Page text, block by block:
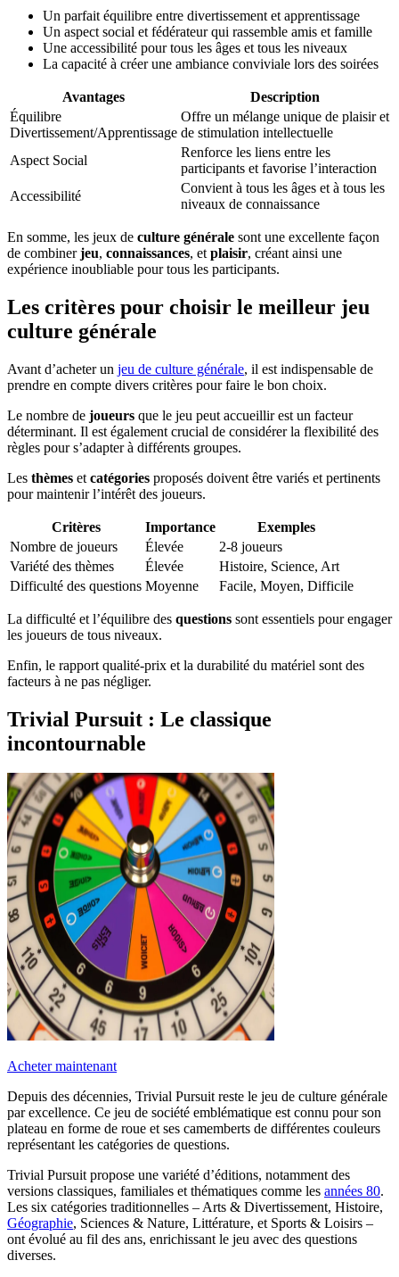
Un parfait équilibre entre divertissement et apprentissage
Un aspect social et fédérateur qui rassemble amis et famille
Une accessibilité pour tous les âges et tous les niveaux
La capacité à créer une ambiance conviviale lors des soirées
Avantages
Description
Équilibre
Divertissement/Apprentissage
Offre un mélange unique de plaisir et
de stimulation intellectuelle
Aspect Social
Renforce les liens entre les
participants et favorise l’interaction
Accessibilité
Convient à tous les âges et à tous les
niveaux de connaissance
En somme, les jeux de culture générale sont une excellente façon
de combinerjeu, connaissances, et plaisir, créant ainsi une
expérience inoubliable pour tous les participants.
Les critères pour choisir le meilleur jeu
culture générale
Avant d’acheter un jeu de culture générale, il est indispensable de
prendre en compte divers critères pour faire le bon choix.
Le nombre de joueurs que le jeu peut accueillir est un facteur
déterminant. Il est également crucial de considérer la flexibilité des
règles pour s’adapter à différents groupes.
Les thèmes et catégories proposés doivent être variés et pertinents
pour maintenir l’intérêt des joueurs.
Critères Importance
Exemples
Nombre de joueurs
Élevée
2-8 joueurs
Variété des thèmes
Élevée
Histoire, Science, Art
Difficulté des questions Moyenne Facile, Moyen, Difficile
La difficulté et l’équilibre des questions sont essentiels pour engager
les joueurs de tous niveaux.
Enfin, le rapport qualité-prix et la durabilité du matériel sont des
facteurs à ne pas négliger.
Trivial Pursuit : Le classique
incontournable
Acheter maintenant
Depuis des décennies, Trivial Pursuit reste le jeu de culture générale
par excellence. Ce jeu de société emblématique est connu pour son
plateau en forme de roue et ses camemberts de différentes couleurs
représentant les catégories de questions.
Trivial Pursuit propose une variété d’éditions, notamment des
versions classiques, familiales et thématiques comme les années 80.
Les six catégories traditionnelles – Arts & Divertissement, Histoire,
Géographie, Sciences & Nature, Littérature, et Sports & Loisirs –
ont évolué au fil des ans, enrichissant le jeu avec des questions
diverses.